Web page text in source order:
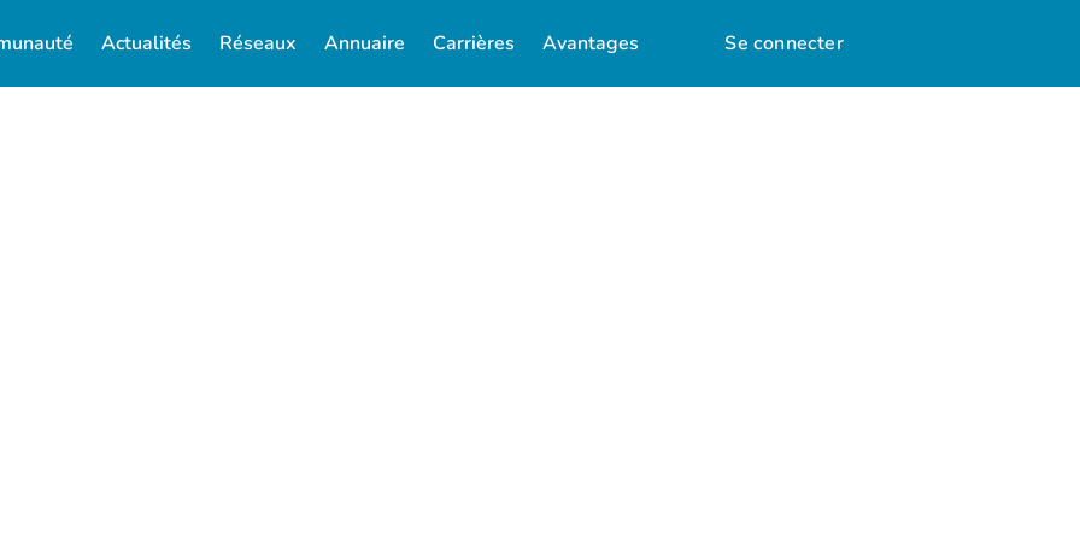
Actualités Réseaux Annuaire Carrières Avantages Se connecter